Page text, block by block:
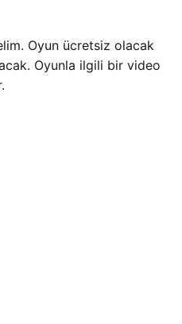
Oyun ücretsiz olacak
Oyunla ilgili bir video